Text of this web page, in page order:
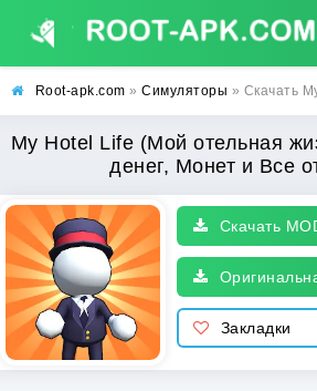
Root-apk.com » Симуляторы » Скачать My Hotel Life (Мой отельная
My Hotel Life (Мой отельная
денег, Монет и Все
Скачать
Закладки